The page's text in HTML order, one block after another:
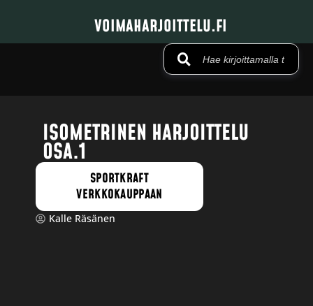
VOIMAHARJOITTELU.FI
ISOMETRINEN HARJOITTELU
OSA.1
SPORTKRAFT
VERKKOKAUPPAAN
Kalle Räsänen